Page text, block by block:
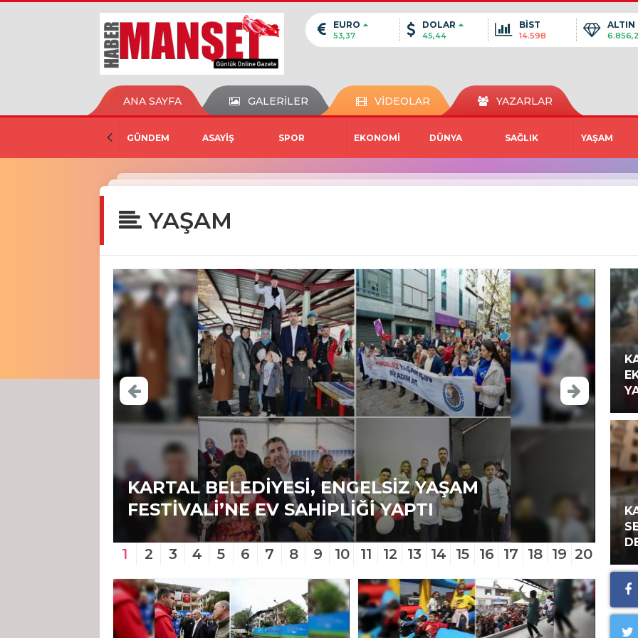
EURO
53,37
DOLAR
45,44
BİST
14.598
ALTIN
ANA SAYFA GALERİLER VİDEOLAR YAZARLAR
GÜNDEM ASAYİŞ SPOR EKONOMİ DÜNYA SAĞLIK YAŞAM
YAŞAM
KARTAL BELEDİYESİ, ENGELSİZ YAŞAM
FESTİVALİ’NE EV SAHİPLİĞİ YAPTI
1 2 3 4 5 6 7 8 9 10 11 12 13 14 15 16 17 18 19 20